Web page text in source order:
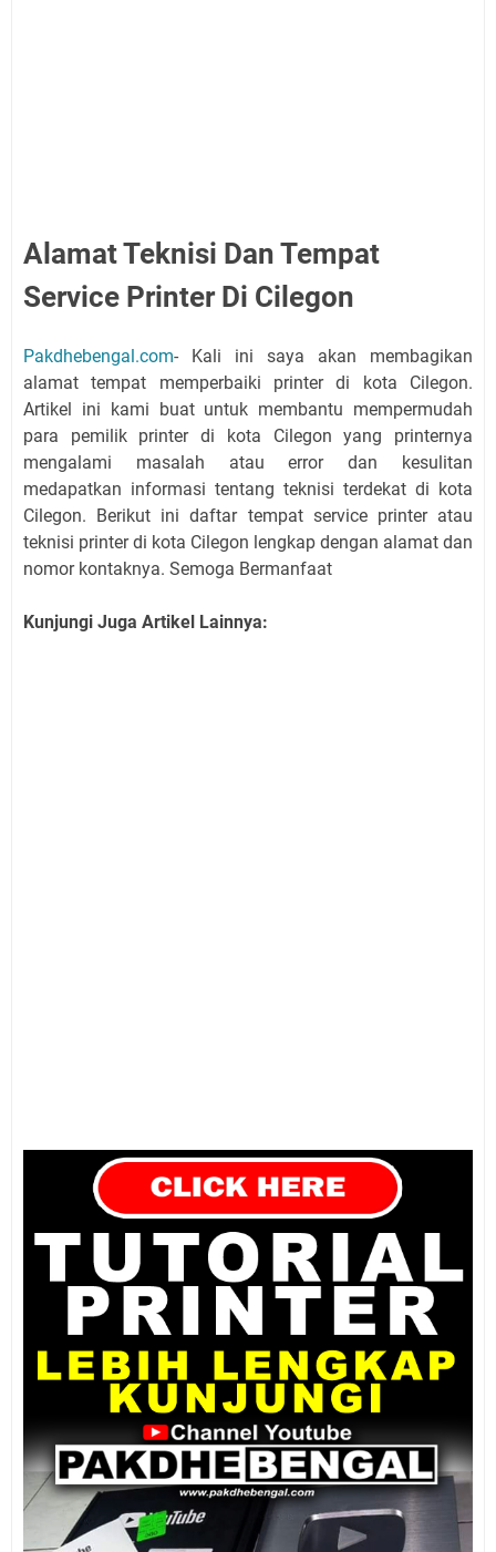
Alamat Teknisi Dan Tempat
Service Printer Di Cilegon
Pakdhebengal.com- Kali ini saya akan membagikan
alamat tempat memperbaiki printer di kota Cilegon.
Artikel ini kami buat untuk membantu mempermudah
para pemilik printer di kota Cilegon yang printernya
mengalami masalah atau error dan kesulitan
medapatkan informasi tentang teknisi terdekat di kota
Cilegon. Berikut ini daftar tempat service printer atau
teknisi printer di kota Cilegon lengkap dengan alamat dan
nomor kontaknya. Semoga Bermanfaat
Kunjungi Juga Artikel Lainnya: